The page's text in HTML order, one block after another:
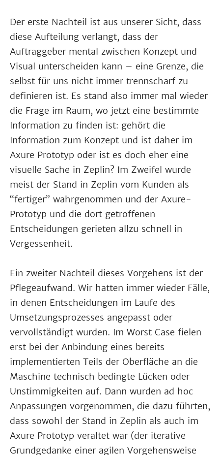
Der erste Nachteil ist aus unserer Sicht, dass
diese Aufteilung verlangt, dass der
Auftraggeber mental zwischen Konzept und
Visual unterscheiden kann – eine Grenze, die
selbst für uns nicht immer trennscharf zu
definieren ist. Es stand also immer mal wieder
die Frage im Raum, wo jetzt eine bestimmte
Information zu finden ist: gehört die
Information zum Konzept und ist daher im
Axure Prototyp oder ist es doch eher eine
visuelle Sache in Zeplin? Im Zweifel wurde
meist der Stand in Zeplin vom Kunden als
“fertiger” wahrgenommen und der Axure-
Prototyp und die dort getroffenen
Entscheidungen gerieten allzu schnell in
Vergessenheit.
Ein zweiter Nachteil dieses Vorgehens ist der
Pflegeaufwand. Wir hatten immer wieder Fälle,
in denen Entscheidungen im Laufe des
Umsetzungsprozesses angepasst oder
vervollständigt wurden. Im Worst Case fielen
erst bei der Anbindung eines bereits
implementierten Teils der Oberfläche an die
Maschine technisch bedingte Lücken oder
Unstimmigkeiten auf. Dann wurden ad hoc
Anpassungen vorgenommen, die dazu führten,
dass sowohl der Stand in Zeplin als auch im
Axure Prototyp veraltet war (der iterative
Grundgedanke einer agilen Vorgehensweise